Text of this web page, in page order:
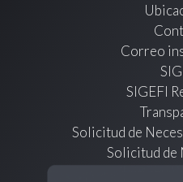
Correo
SIGEFI
Solicitud de
Solicitud de